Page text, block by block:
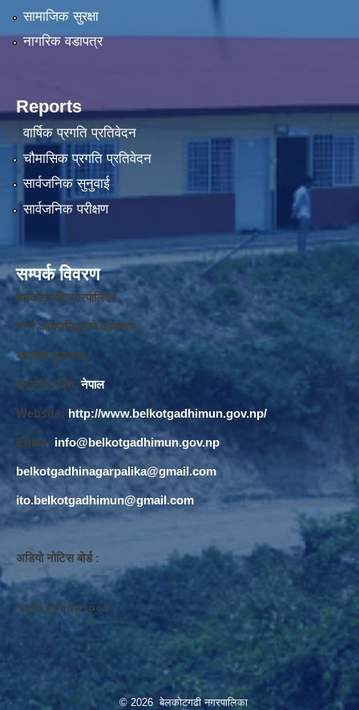
सामाजिक सुरक्षा
नागरिक वडापत्र
Reports
वार्षिक प्रगति प्रतिवेदन
चौमासिक प्रगति प्रतिवेदन
सार्वजनिक सुनुवाई
सार्वजनिक परीक्षण
सम्पर्क विवरण
बेलकोटगढी नगरपालिका ,
नगर कार्यपालिकाको कार्यालय,
बाघखोर नुवाकोट,
बागमती प्रदेश, नेपाल
Website: http://www.belkotgadhimun.gov.np/
Email: info@belkotgadhimun.gov.np
belkotgadhinagarpalika@gmail.com
ito.belkotgadhimun@gmail.com
अडियो नोटिस बोर्ड :
१६१८०७०७०१००३
© 2026 बेलकोटगढी नगरपालिका